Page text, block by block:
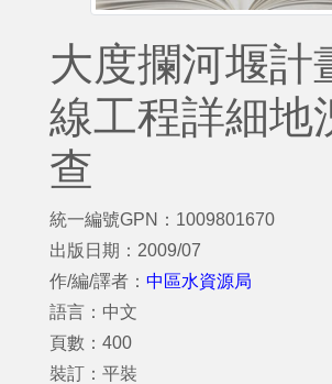
大度攔河堰計
線工程詳細地
查
統一編號GPN：1009801670
出版日期：2009/07
作/編/譯者： 中區水資源局
語言：中文
頁數：400
裝訂：平裝